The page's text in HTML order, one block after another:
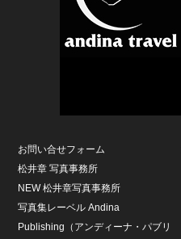
お問い合せフォーム
松井章 写真事務所
NEW 松井章写真事務所
写真集レーベル Andina
Publishing（アンディーナ・パブリ